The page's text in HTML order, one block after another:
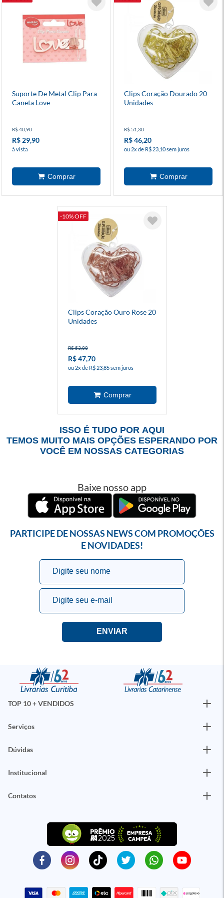
Suporte De Metal Clip Para
Caneta Love
R$ 40,90
R$ 29,90
à vista
Clips Coração Dourado 20
Unidades
R$ 51,30
R$ 46,20
ou 2x de R$ 23,10 sem juros
-10% OFF
Clips Coração Ouro Rose 20
Unidades
R$ 53,00
R$ 47,70
ou 2x de R$ 23,85 sem juros
ISSO É TUDO POR AQUI
TEMOS MUITO MAIS OPÇÕES ESPERANDO POR
VOCÊ EM NOSSAS CATEGORIAS
Baixe nosso app
PARTICIPE DE NOSSAS NEWS COM PROMOÇÕES
E NOVIDADES!
TOP 10 + VENDIDOS
Serviços
Dúvidas
Institucional
Contatos